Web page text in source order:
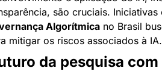
são cruciais. Iniciativas
Algorítmica no Brasil
mitigar os riscos associados à IA.
da pesquisa